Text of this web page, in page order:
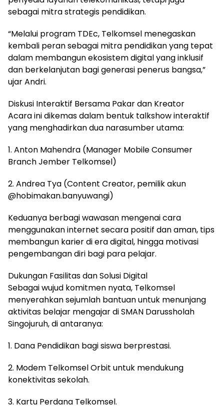
sebagai mitra strategis pendidikan.
“Melalui program TDEc, Telkomsel menegaskan
kembali peran sebagai mitra pendidikan yang tepat
dalam membangun ekosistem digital yang inklusif
dan berkelanjutan bagi generasi penerus bangsa,”
ujar Andri.
Diskusi Interaktif Bersama Pakar dan Kreator
Acara ini dikemas dalam bentuk talkshow interaktif
yang menghadirkan dua narasumber utama:
1. Anton Mahendra (Manager Mobile Consumer
Branch Jember Telkomsel)
2. Andrea Tya (Content Creator, pemilik akun
@hobimakan.banyuwangi)
Keduanya berbagi wawasan mengenai cara
menggunakan internet secara positif dan aman, tips
membangun karier di era digital, hingga motivasi
pengembangan diri bagi para pelajar.
Dukungan Fasilitas dan Solusi Digital
Sebagai wujud komitmen nyata, Telkomsel
menyerahkan sejumlah bantuan untuk menunjang
aktivitas belajar mengajar di SMAN Darussholah
Singojuruh, di antaranya:
1. Dana Pendidikan bagi siswa berprestasi.
2. Modem Telkomsel Orbit untuk mendukung
konektivitas sekolah.
3. Kartu Perdana Telkomsel.